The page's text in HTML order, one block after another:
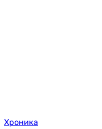
Хроника